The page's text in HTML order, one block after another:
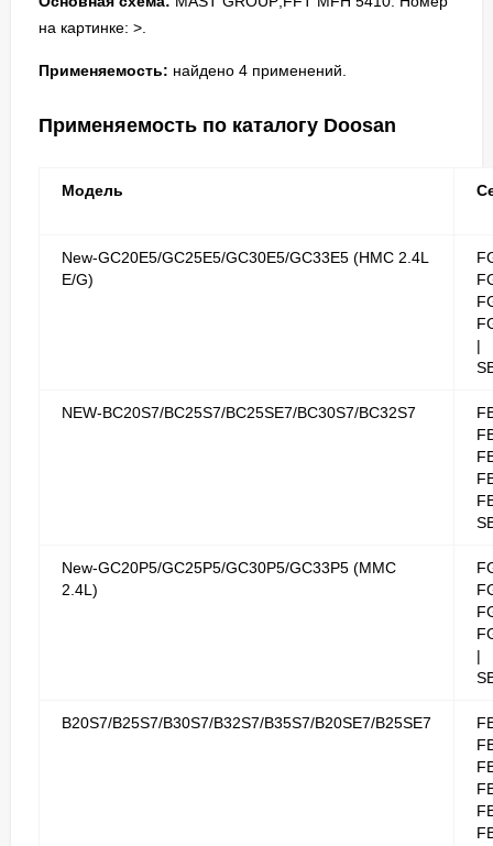
на картинке: >.
Применяемость: найдено 4 применений.
Применяемость по каталогу Doosan
Модель
New-GC20E5/GC25E5/GC30E5/GC33E5 (HMC 2.4L
E/G)
|
NEW-BC20S7/BC25S7/BC25SE7/BC30S7/BC32S7
New-GC20P5/GC25P5/GC30P5/GC33P5 (MMC
2.4L)
|
B20S7/B25S7/B30S7/B32S7/B35S7/B20SE7/B25SE7